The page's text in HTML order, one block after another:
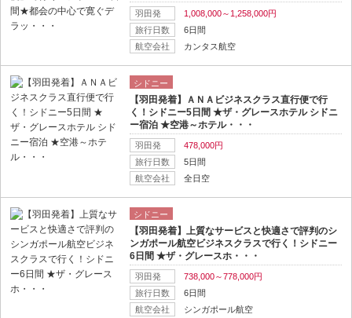
羽田発
1,008,000～1,258,000円
旅行日数
6日間
航空会社
カンタス航空
シドニー
【羽田発着】ＡＮＡビジネスクラス直行便で行
く！シドニー5日間 ★ザ・グレースホテル シドニ
ー宿泊 ★空港～ホテル・・・
羽田発
478,000円
旅行日数
5日間
航空会社
全日空
シドニー
【羽田発着】上質なサービスと快適さで評判のシ
ンガポール航空ビジネスクラスで行く！シドニー
6日間 ★ザ・グレースホ・・・
羽田発
738,000～778,000円
旅行日数
6日間
航空会社
シンガポール航空